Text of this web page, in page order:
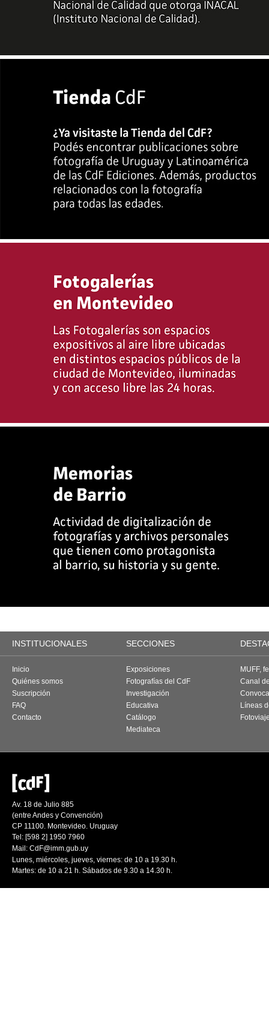
INSTITUCIONALES SECCIONES
Inicio
Quiénes somos
Suscripción
FAQ
Contacto
Exposiciones
Fotografías del CdF
Investigación
Educativa
Catálogo
Mediateca
MUFF,
Canal
Líneas
Av. 18 de Julio 885
(entre Andes y Convención)
CP 11100. Montevideo. Uruguay
Tel: [598 2] 1950 7960
Mail: CdF@imm.gub.uy
Lunes, miércoles, jueves, viernes: de 10 a 19.30 h.
Martes: de 10 a 21 h. Sábados de 9.30 a 14.30 h.